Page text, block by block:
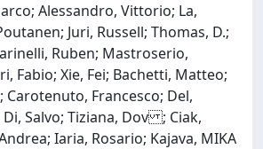
Alessandro, Vittorio; La,
Juri, Russell; Thomas, D.;
Ruben; Mastroserio,
Fabio; Xie, Fei; Bachetti, Matteo;
Carotenuto, Francesco; Del,
Salvo; Tiziana, Dov ; Ciak,
Iaria, Rosario; Kajava, MIKA